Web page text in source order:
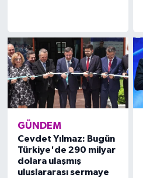
GÜNDEM
Cevdet Yılmaz: Bugün
Türkiye'de 290 milyar
dolara ulaşmış
uluslararası sermaye